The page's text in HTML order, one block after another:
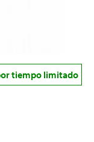
tiempo limitado